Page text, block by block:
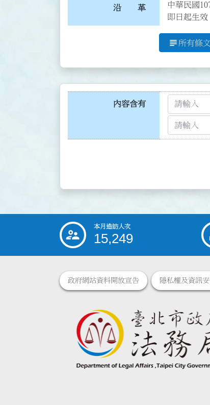
沿 革
中華民國
即日起生效
subject 所有條文
內容含有
::: 本月造訪人次
15,249
政府網站資料開放宣告 隱私權及資訊